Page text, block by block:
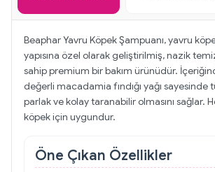
Beaphar Yavru Köpek Şampuanı, yavru
yapısına özel olarak geliştirilmiş, nazik
sahip premium bir bakım ürünüdür.
değerli macadamia fındığı yağı sayesinde
parlak ve kolay taranabilir olmasını sağlar.
köpek için uygundur.
Öne Çıkan Özellikler